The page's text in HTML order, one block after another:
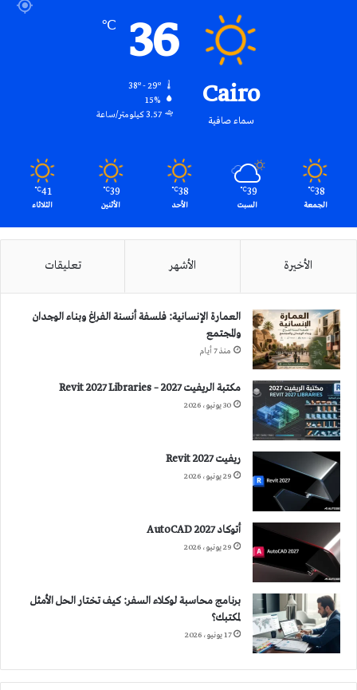
Cairo
سماء صافية
36
℃
15%
3.57 كيلومتر/ساعة
38
℃
الجمعة
39
℃
السبت
38
℃
الأحد
39
℃
الأثنين
41
℃
الثلاثاء
الأخيرة الأشهر تعليقات
العمارة الإنسانية: فلسفة أنسنة الفراغ وبناء الوجدان
والمجتمع
منذ 7 أيام
مكتبة الريفيت 2027 – Revit 2027 Libraries
30 يونيو، 2026
ريفيت 2027 Revit
29 يونيو، 2026
أتوكاد 2027 AutoCAD
29 يونيو، 2026
برنامج محاسبة لوكلاء السفر: كيف تختار الحل الأمثل
لمكتبك؟
17 يونيو، 2026